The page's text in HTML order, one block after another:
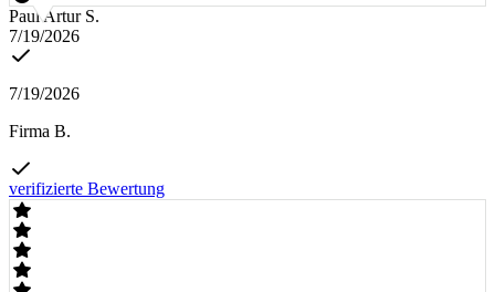
Paul Artur S.
7/19/2026
7/19/2026
Firma B.
verifizierte Bewertung